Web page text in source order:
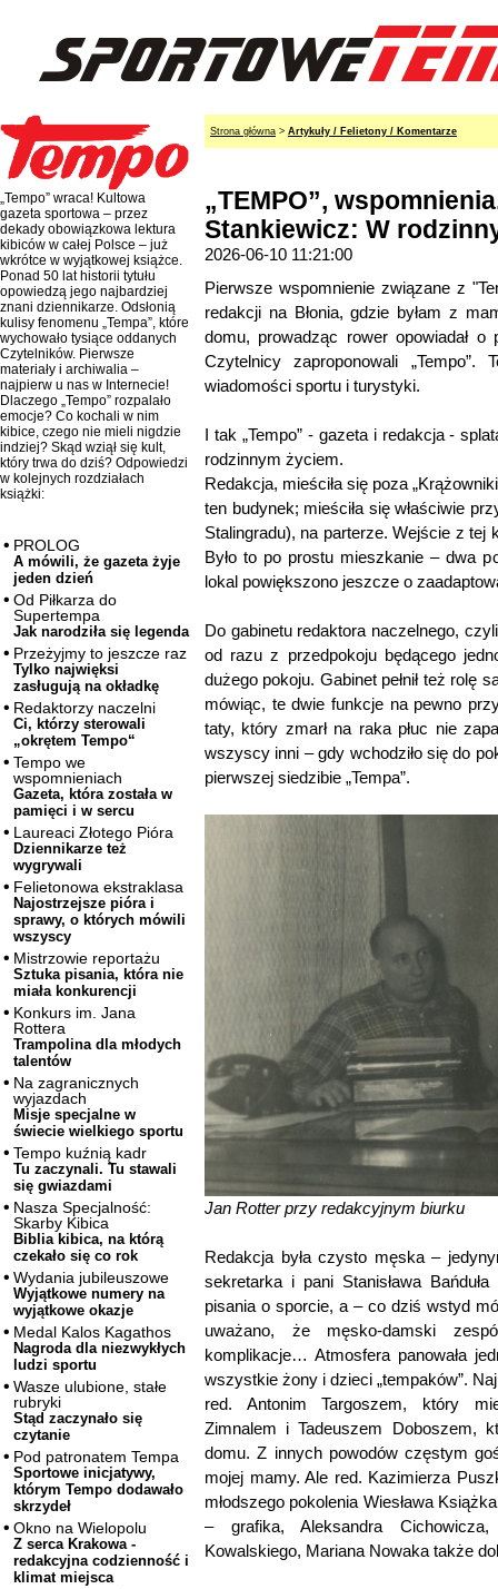
„Tempo” wraca! Kultowa
gazeta sportowa – przez
dekady obowiązkowa lektura
kibiców w całej Polsce – już
wkrótce w wyjątkowej książce.
Ponad 50 lat historii tytułu
opowiedzą jego najbardziej
znani dziennikarze. Odsłonią
kulisy fenomenu „Tempa”, które
wychowało tysiące oddanych
Czytelników. Pierwsze
materiały i archiwalia –
najpierw u nas w Internecie!
Dlaczego „Tempo” rozpalało
emocje? Co kochali w nim
kibice, czego nie mieli nigdzie
indziej? Skąd wziął się kult,
który trwa do dziś? Odpowiedzi
w kolejnych rozdziałach
książki:
PROLOG
A mówili, że gazeta żyje
jeden dzień
Od Piłkarza do
Supertempa
Jak narodziła się legenda
Przeżyjmy to jeszcze raz
Tylko najwięksi
zasługują na okładkę
Redaktorzy naczelni
Ci, którzy sterowali
„okrętem Tempo“
Tempo we
wspomnieniach
Gazeta, która została w
pamięci i w sercu
Laureaci Złotego Pióra
Dziennikarze też
wygrywali
Felietonowa ekstraklasa
Najostrzejsze pióra i
sprawy, o których mówili
wszyscy
Mistrzowie reportażu
Sztuka pisania, która nie
miała konkurencji
Konkurs im. Jana
Rottera
Trampolina dla młodych
talentów
Na zagranicznych
wyjazdach
Misje specjalne w
świecie wielkiego sportu
Tempo kuźnią kadr
Tu zaczynali. Tu stawali
się gwiazdami
Nasza Specjalność:
Skarby Kibica
Biblia kibica, na którą
czekało się co rok
Wydania jubileuszowe
Wyjątkowe numery na
wyjątkowe okazje
Medal Kalos Kagathos
Nagroda dla niezwykłych
ludzi sportu
Wasze ulubione, stałe
rubryki
Stąd zaczynało się
czytanie
Pod patronatem Tempa
Sportowe inicjatywy,
którym Tempo dodawało
skrzydeł
Okno na Wielopolu
Z serca Krakowa -
redakcyjna codzienność i
klimat miejsca
Strona główna > Artykuły / Felietony / Komentarze
„TEMPO”,
Stankiewicz: W
2026-06-10 11:21:00
Pierwsze wspomnienie związane z
redakcji na Błonia, gdzie byłam z
domu, prowadząc rower opowiadał
Czytelnicy zaproponowali „Tempo”.
wiadomości sportu i turystyki.
I tak „Tempo” - gazeta i redakcja -
rodzinnym życiem.
Redakcja, mieściła się poza
ten budynek; mieściła się właściwie
Stalingradu), na parterze. Wejście z tej
Było to po prostu mieszkanie – dwa
lokal powiększono jeszcze o
Do gabinetu redaktora naczelnego,
od razu z przedpokoju będącego
dużego pokoju. Gabinet pełnił też rolę
mówiąc, te dwie funkcje na pewno
taty, który zmarł na raka płuc nie
wszyscy inni – gdy wchodziło się do
pierwszej siedzibie „Tempa”.
Jan Rotter przy redakcyjnym biurku
Redakcja była czysto męska –
sekretarka i pani Stanisława
pisania o sporcie, a – co dziś wstyd
uważano, że męsko-damski
komplikacje… Atmosfera panowała
wszystkie żony i dzieci „tempaków”.
red. Antonim Targoszem, który
Zimnalem i Tadeuszem Doboszem,
domu. Z innych powodów częstym
mojej mamy. Ale red. Kazimierza
młodszego pokolenia Wiesława
– grafika, Aleksandra
Kowalskiego, Mariana Nowaka także